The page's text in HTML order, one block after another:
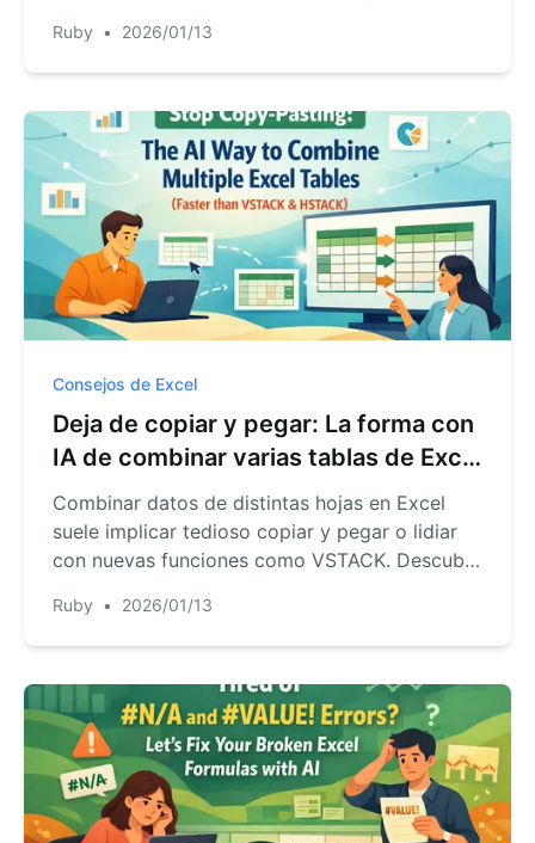
RowSpeak te permite encontrar valores únicos
o distintos con una sola frase, ahorrándote
Ruby • 2026/01/13
Consejos de Excel
Deja de copiar y pegar: La forma con
IA de combinar varias tablas de Excel
(más rápida que VSTACK & HSTACK)
Combinar datos de distintas hojas en Excel
suele implicar tedioso copiar y pegar o lidiar
con nuevas funciones como VSTACK. Descubre
a una AI 'combina estas tablas' y se hace en
segundos, incluso si las columnas no coinciden
Ruby • 2026/01/13